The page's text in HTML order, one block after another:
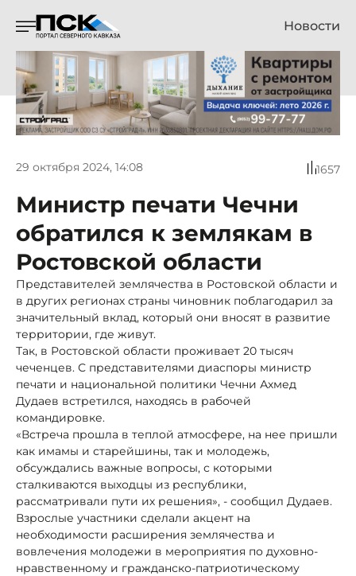
Новости
29 октября 2024, 14:08 1657
Министр печати Чечни
обратился к землякам в
Ростовской области
Представителей землячества в Ростовской области и
в других регионах страны чиновник поблагодарил за
значительный вклад, который они вносят в развитие
территории, где живут.
Так, в Ростовской области проживает 20 тысяч
чеченцев. С представителями диаспоры министр
печати и национальной политики Чечни Ахмед
Дудаев встретился, находясь в рабочей
командировке.
«Встреча прошла в теплой атмосфере, на нее пришли
как имамы и старейшины, так и молодежь,
обсуждались важные вопросы, с которыми
сталкиваются выходцы из республики,
рассматривали пути их решения», - сообщил Дудаев.
Взрослые участники сделали акцент на
необходимости расширения землячества и
вовлечения молодежи в мероприятия по духовно-
нравственному и гражданско-патриотическому